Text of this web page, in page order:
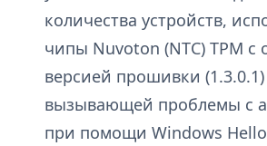
количества устройств,
чипы Nuvoton (NTC) TPM с
версией прошивки
вызывающей проблемы с
при помощи Windows Hello